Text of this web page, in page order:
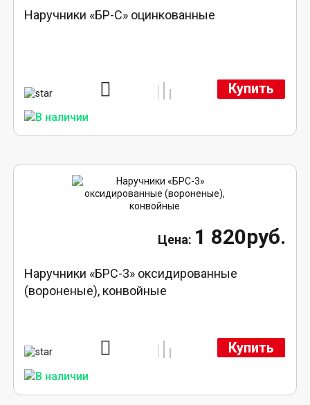
Наручники «БР-С» оцинкованные
Купить
1 820руб.
Наручники «БРС-3» оксидированные
(вороненые), конвойные
Купить